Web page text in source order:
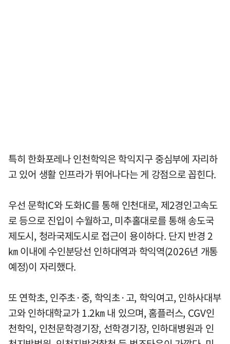
특히 한화포레나 인천학익은 학익지구 중심부에 자리하
고 있어 생활 인프라가 뛰어나다는 게 강점으로 꼽힌다.
우선 문학IC와 도화IC를 통해 인천대로, 제2경인고속도
로 등으로 진입이 수월하고, 미추홀대로를 통해 송도국
제도시, 청라국제도시로 접근이 용이하다. 단지 반경 2
㎞ 이내에 수인분당선 인하대역과 학익역(2026년 개통
예정)이 자리했다.
또 연학초, 인주초·중, 학익초·고, 학익여고, 인하사대부
고와 인하대학교가 1.2㎞ 내 있으며, 홈플러스, CGV인
천학익, 인천문학경기장, 선학경기장, 인하대병원과 인